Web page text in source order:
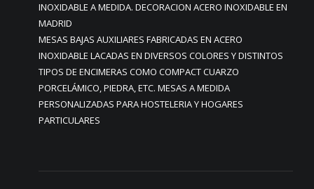
INOXIDABLE A MEDIDA. DECORACION ACERO INOXIDABLE EN
MADRID
MESAS BAJAS AUXILIARES FABRICADAS EN ACERO
INOXIDABLE LACADAS EN DIVERSOS COLORES Y DISTINTOS
TIPOS DE ENCIMERAS COMO COMPACT CUARZO
PORCELÁMICO, PIEDRA, ETC. MESAS A MEDIDA
PERSONALIZADAS PARA HOSTELERIA Y HOGARES
PARTICULARES